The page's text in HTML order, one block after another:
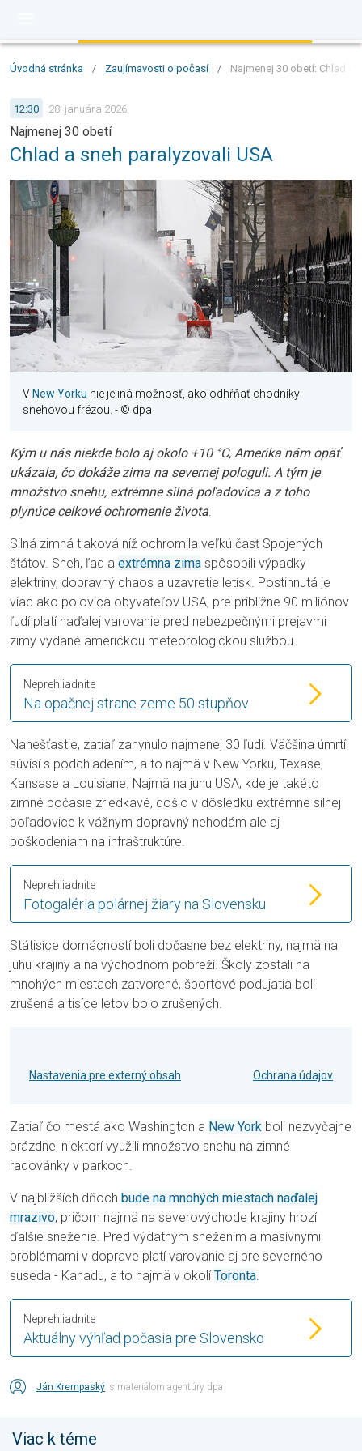
Úvodná stránka / Zaujímavosti o počasí / Najmenej 30 obetí: Chlad a
12:30 28. januára 2026
Najmenej 30 obetí
Chlad a sneh paralyzovali USA
V New Yorku nie je iná možnosť, ako odhŕňať chodníky
snehovou frézou. - © dpa
Kým u nás niekde bolo aj okolo +10 °C, Amerika nám opäť
ukázala, čo dokáže zima na severnej pologuli. A tým je
množstvo snehu, extrémne silná poľadovica a z toho
plynúce celkové ochromenie života.
Silná zimná tlaková níž ochromila veľkú časť Spojených
štátov. Sneh, ľad a extrémna zima spôsobili výpadky
elektriny, dopravný chaos a uzavretie letísk. Postihnutá je
viac ako polovica obyvateľov USA, pre približne 90 miliónov
ľudí platí naďalej varovanie pred nebezpečnými prejavmi
zimy vydané americkou meteorologickou službou.
Na opačnej strane zeme 50 stupňov
Neprehliadnite
Nanešťastie, zatiaľ zahynulo najmenej 30 ľudí. Väčšina úmrtí
súvisí s podchladením, a to najmä v New Yorku, Texase,
Kansase a Louisiane. Najmä na juhu USA, kde je takéto
zimné počasie zriedkavé, došlo v dôsledku extrémne silnej
poľadovice k vážnym dopravný nehodám ale aj
poškodeniam na infraštruktúre.
Fotogaléria polárnej žiary na Slovensku
Neprehliadnite
Státisíce domácností boli dočasne bez elektriny, najmä na
juhu krajiny a na východnom pobreží. Školy zostali na
mnohých miestach zatvorené, športové podujatia boli
zrušené a tisíce letov bolo zrušených.
Nastavenia pre externý obsah Ochrana údajov
Zatiaľ čo mestá ako Washington a New York boli nezvyčajne
prázdne, niektorí využili množstvo snehu na zimné
radovánky v parkoch.
V najbližších dňoch bude na mnohých miestach naďalej
mrazivo, pričom najmä na severovýchode krajiny hrozí
ďalšie sneženie. Pred výdatným snežením a masívnymi
problémami v doprave platí varovanie aj pre severného
suseda - Kanadu, a to najmä v okolíToronta.
Aktuálny výhľad počasia pre Slovensko
Neprehliadnite
Ján Krempaský s materiálom agentúry dpa
Viac k téme